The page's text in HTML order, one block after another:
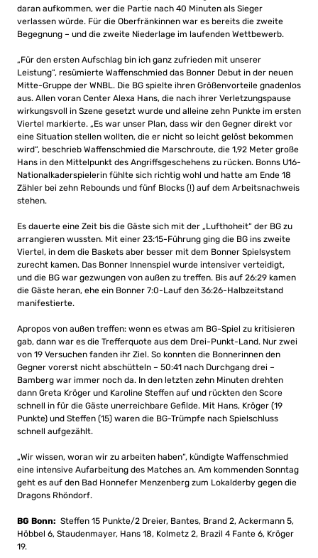
daran aufkommen, wer die Partie nach 40 Minuten als Sieger
verlassen würde. Für die Oberfränkinnen war es bereits die zweite
Begegnung – und die zweite Niederlage im laufenden Wettbewerb.
„Für den ersten Aufschlag bin ich ganz zufrieden mit unserer
Leistung“, resümierte Waffenschmied das Bonner Debut in der neuen
Mitte-Gruppe der WNBL. Die BG spielte ihren Größenvorteile gnadenlos
aus. Allen voran Center Alexa Hans, die nach ihrer Verletzungspause
wirkungsvoll in Szene gesetzt wurde und alleine zehn Punkte im ersten
Viertel markierte. „Es war unser Plan, dass wir den Gegner direkt vor
eine Situation stellen wollten, die er nicht so leicht gelöst bekommen
wird“, beschrieb Waffenschmied die Marschroute, die 1,92 Meter große
Hans in den Mittelpunkt des Angriffsgeschehens zu rücken. Bonns U16-
Nationalkaderspielerin fühlte sich richtig wohl und hatte am Ende 18
Zähler bei zehn Rebounds und fünf Blocks (!) auf dem Arbeitsnachweis
stehen.
Es dauerte eine Zeit bis die Gäste sich mit der „Lufthoheit“ der BG zu
arrangieren wussten. Mit einer 23:15-Führung ging die BG ins zweite
Viertel, in dem die Baskets aber besser mit dem Bonner Spielsystem
zurecht kamen. Das Bonner Innenspiel wurde intensiver verteidigt,
und die BG war gezwungen von außen zu treffen. Bis auf 26:29 kamen
die Gäste heran, ehe ein Bonner 7:0-Lauf den 36:26-Halbzeitstand
manifestierte.
Apropos von außen treffen: wenn es etwas am BG-Spiel zu kritisieren
gab, dann war es die Trefferquote aus dem Drei-Punkt-Land. Nur zwei
von 19 Versuchen fanden ihr Ziel. So konnten die Bonnerinnen den
Gegner vorerst nicht abschütteln – 50:41 nach Durchgang drei –
Bamberg war immer noch da. In den letzten zehn Minuten drehten
dann Greta Kröger und Karoline Steffen auf und rückten den Score
schnell in für die Gäste unerreichbare Gefilde. Mit Hans, Kröger (19
Punkte) und Steffen (15) waren die BG-Trümpfe nach Spielschluss
schnell aufgezählt.
„Wir wissen, woran wir zu arbeiten haben“, kündigte Waffenschmied
eine intensive Aufarbeitung des Matches an. Am kommenden Sonntag
geht es auf den Bad Honnefer Menzenberg zum Lokalderby gegen die
Dragons Rhöndorf.
BG Bonn: Steffen 15 Punkte/2 Dreier, Bantes, Brand 2, Ackermann 5,
Höbbel 6, Staudenmayer, Hans 18, Kolmetz 2, Brazil 4 Fante 6, Kröger
19.